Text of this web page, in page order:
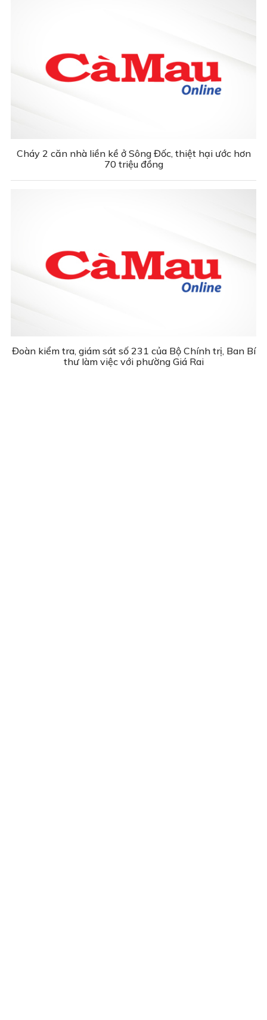
Cháy 2 căn nhà liền kề ở Sông Đốc, thiệt hại ước hơn
70 triệu đồng
Đoàn kiểm tra, giám sát số 231 của Bộ Chính trị, Ban Bí
thư làm việc với phường Giá Rai